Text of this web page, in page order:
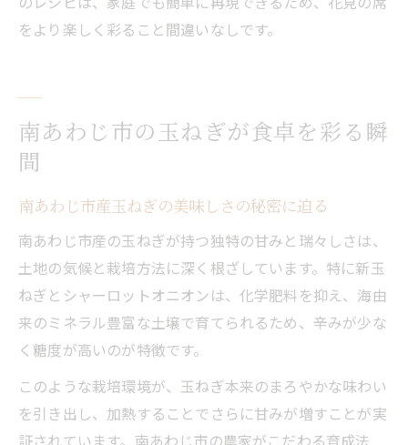
をより楽しく彩ること間違いなしです。
南あわじ市の玉ねぎが食卓を彩る瞬
間
南あわじ市産玉ねぎの美味しさの秘密に迫る
南あわじ市産の玉ねぎが持つ独特の甘みと瑞々しさは、
土地の気候と栽培方法に深く根ざしています。特に新玉
ねぎとシャーロットオニオンは、化学肥料を抑え、海由
来のミネラル豊富な土壌で育てられるため、辛みが少な
く糖度が高いのが特徴です。
このような栽培環境が、玉ねぎ本来のまろやかな味わい
を引き出し、加熱することでさらに甘みが増すことが実
証されています。南あわじ市の農家がこだわる育成法